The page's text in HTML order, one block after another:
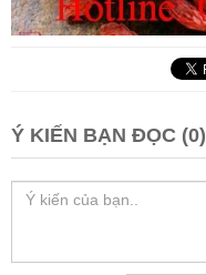
Ý KIẾN BẠN ĐỌC (0)